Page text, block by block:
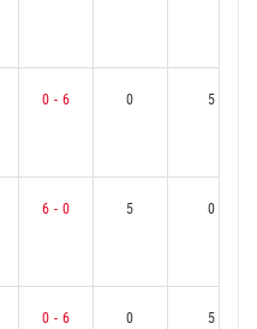
0 - 6 0 5
6 - 0 5 0
0 - 6 0 5